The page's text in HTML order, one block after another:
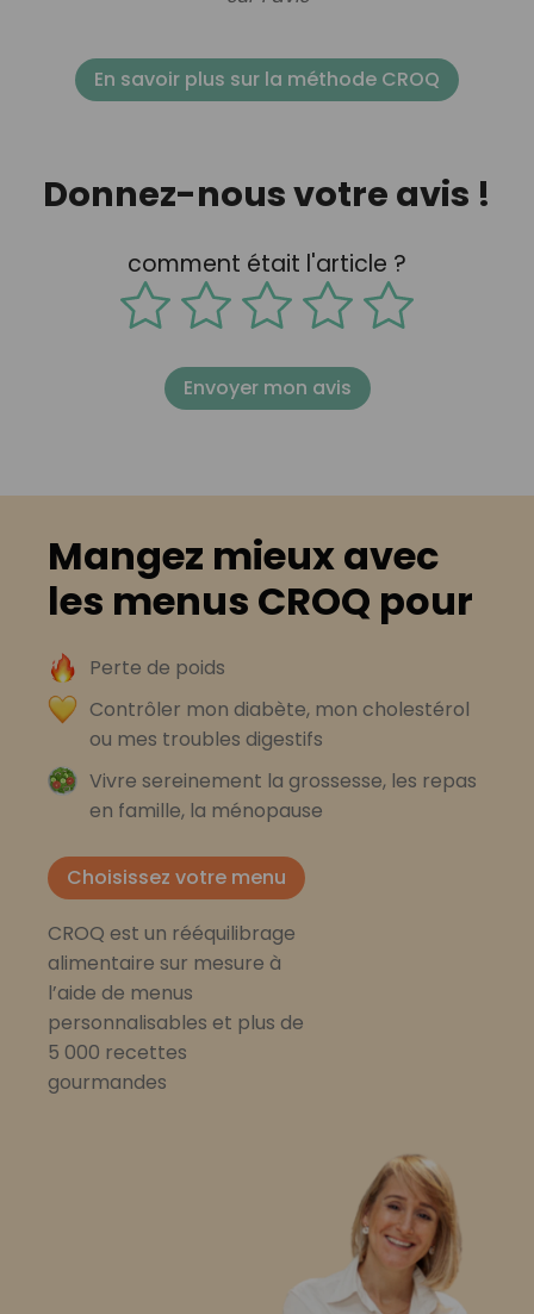
En savoir plus sur la méthode CROQ
Donnez-nous votre avis !
comment était l'article ?
Envoyer mon avis
Mangez mieux avec
les menus CROQ pour
Perte de poids
Contrôler mon diabète, mon cholestérol
ou mes troubles digestifs
Vivre sereinement la grossesse, les repas
en famille, la ménopause
Choisissez votre menu
CROQ est un rééquilibrage
alimentaire sur mesure à
l’aide de menus
personnalisables et plus de
5 000 recettes
gourmandes